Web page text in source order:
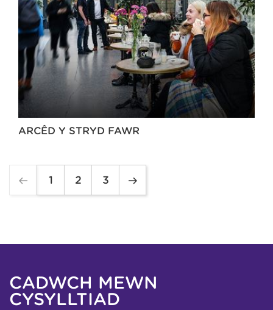
ARCÊD Y STRYD FAWR
1 2 3
CADWCH MEWN
CYSYLLTIAD